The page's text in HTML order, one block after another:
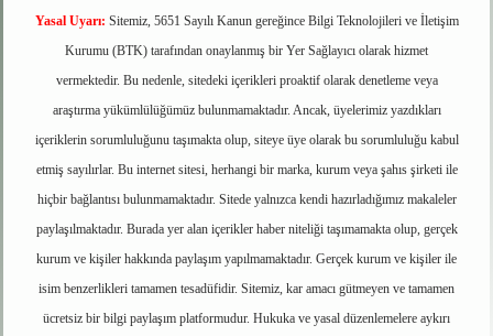
Yasal Uyarı: Sitemiz, 5651 Sayılı Kanun gereğince Bilgi Teknolojileri ve İletişim
Kurumu (BTK) tarafından onaylanmış bir Yer Sağlayıcı olarak hizmet
vermektedir. Bu nedenle, sitedeki içerikleri proaktif olarak denetleme veya
araştırma yükümlülüğümüz bulunmamaktadır. Ancak, üyelerimiz yazdıkları
içeriklerin sorumluluğunu taşımakta olup, siteye üye olarak bu sorumluluğu kabul
etmiş sayılırlar. Bu internet sitesi, herhangi bir marka, kurum veya şahıs şirketi ile
hiçbir bağlantısı bulunmamaktadır. Sitede yalnızca kendi hazırladığımız makaleler
paylaşılmaktadır. Burada yer alan içerikler haber niteliği taşımamakta olup, gerçek
kurum ve kişiler hakkında paylaşım yapılmamaktadır. Gerçek kurum ve kişiler ile
isim benzerlikleri tamamen tesadüfidir. Sitemiz, kar amacı gütmeyen ve tamamen
ücretsiz bir bilgi paylaşım platformudur. Hukuka ve yasal düzenlemelere aykırı